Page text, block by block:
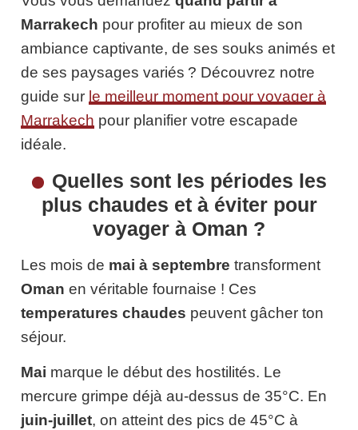
Marrakech pour profiter au mieux de son
ambiance captivante, de ses souks animés et
de ses paysages variés ? Découvrez notre
guide sur le meilleur moment pour voyager à
Marrakech pour planifier votre escapade
idéale.
Quelles sont les périodes les
plus chaudes et à éviter pour
voyager à Oman ?
Les mois de mai à septembre transforment
Oman en véritable fournaise ! Ces
temperatures chaudes peuvent gâcher ton
séjour.
Mai marque le début des hostilités. Le
mercure grimpe déjà au-dessus de 35°C. En
juin-juillet, on atteint des pics de 45°C à